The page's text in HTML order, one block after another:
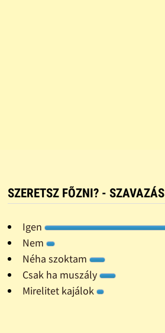
SZERETSZ FÕZNI? - SZAVAZÁS
Igen
Nem
Néha szoktam
Csak ha muszály
Mirelitet kajálok